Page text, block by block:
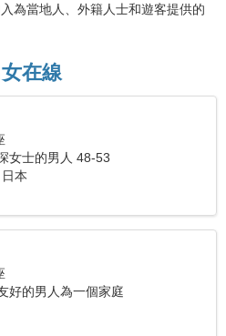
為當地人、外籍人士和遊客提供的
在線
女士的男人 48-53
本
好的男人為一個家庭